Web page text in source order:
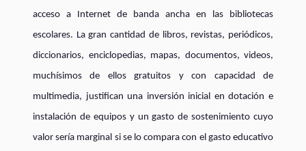
acceso a Internet de banda ancha en las bibliotecas
escolares. La gran cantidad de libros, revistas, periódicos,
diccionarios, enciclopedias, mapas, documentos, videos,
muchísimos de ellos gratuitos y con capacidad de
multimedia, justifican una inversión inicial en dotación e
instalación de equipos y un gasto de sostenimiento cuyo
valor sería marginal si se lo compara con el gasto educativo